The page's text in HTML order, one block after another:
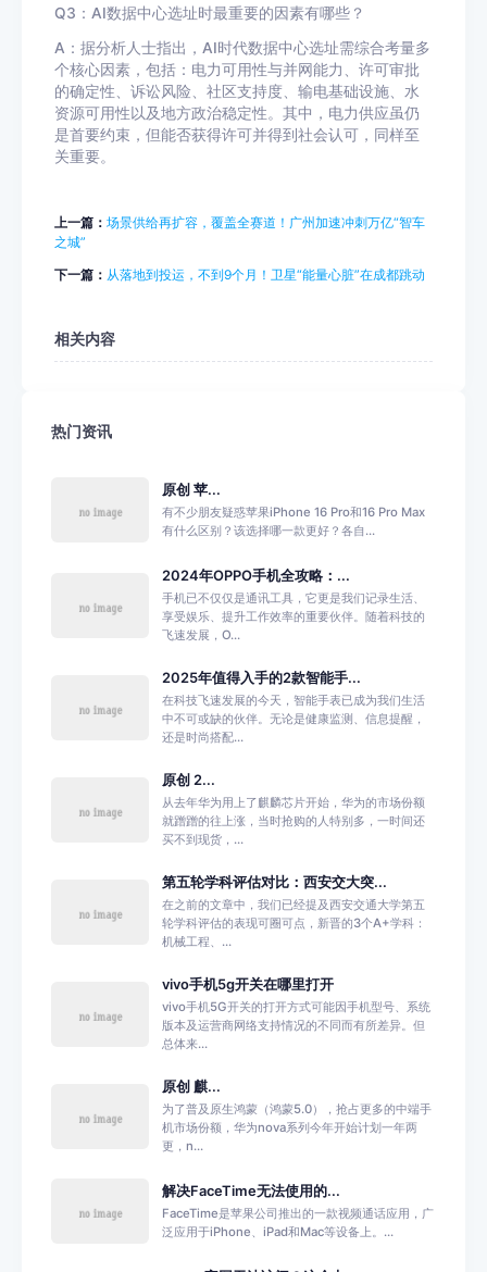
Q3：AI数据中心选址时最重要的因素有哪些？
A：据分析人士指出，AI时代数据中心选址需综合考量多
个核心因素，包括：电力可用性与并网能力、许可审批
的确定性、诉讼风险、社区支持度、输电基础设施、水
资源可用性以及地方政治稳定性。其中，电力供应虽仍
是首要约束，但能否获得许可并得到社会认可，同样至
关重要。
上一篇： 场景供给再扩容，覆盖全赛道！广州加速冲刺万亿“智车
之城”
下一篇： 从落地到投运，不到9个月！卫星“能量心脏”在成都跳动
相关内容
热门资讯
原创 苹...
有不少朋友疑惑苹果iPhone 16 Pro和16 Pro Max
有什么区别？该选择哪一款更好？各自...
2024年OPPO手机全攻略：...
手机已不仅仅是通讯工具，它更是我们记录生活、
享受娱乐、提升工作效率的重要伙伴。随着科技的
飞速发展，O...
2025年值得入手的2款智能手...
在科技飞速发展的今天，智能手表已成为我们生活
中不可或缺的伙伴。无论是健康监测、信息提醒，
还是时尚搭配...
原创 2...
从去年华为用上了麒麟芯片开始，华为的市场份额
就蹭蹭的往上涨，当时抢购的人特别多，一时间还
买不到现货，...
第五轮学科评估对比：西安交大突...
在之前的文章中，我们已经提及西安交通大学第五
轮学科评估的表现可圈可点，新晋的3个A+学科：
机械工程、...
vivo手机5g开关在哪里打开
vivo手机5G开关的打开方式可能因手机型号、系统
版本及运营商网络支持情况的不同而有所差异。但
总体来...
原创 麒...
为了普及原生鸿蒙（鸿蒙5.0），抢占更多的中端手
机市场份额，华为nova系列今年开始计划一年两
更，n...
解决FaceTime无法使用的...
FaceTime是苹果公司推出的一款视频通话应用，广
泛应用于iPhone、iPad和Mac等设备上。...